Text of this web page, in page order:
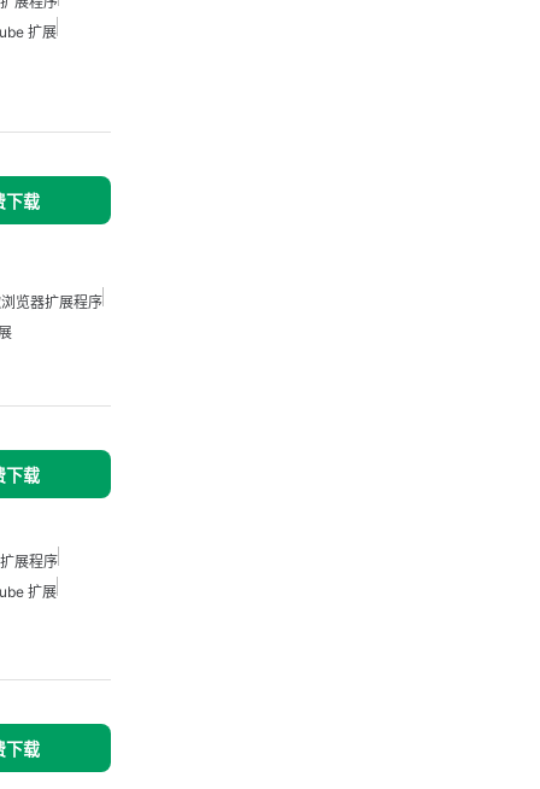
扩展
下载
览器扩展程序
下载
展程序
扩展
下载